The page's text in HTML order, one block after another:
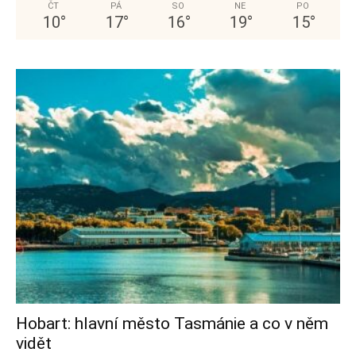
ČT
10°
PÁ
17°
SO
16°
NE
19°
PO
15°
Hobart: hlavní město Tasmánie a co v něm
vidět